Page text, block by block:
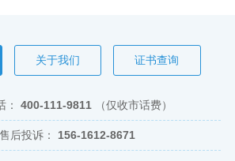
关于我们 证书查询
： 400-111-9811 （仅收市话费）
售后投诉： 156-1612-8671